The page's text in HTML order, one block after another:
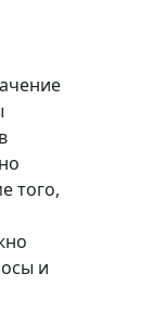
того,
и